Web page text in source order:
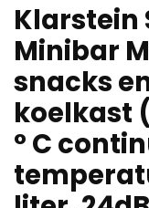
Klarstein
Minibar
snacks
koelkast
° C